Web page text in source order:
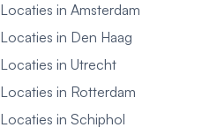
Locaties in Amsterdam
Locaties in Den Haag
Locaties in Utrecht
Locaties in Rotterdam
Locaties in Schiphol